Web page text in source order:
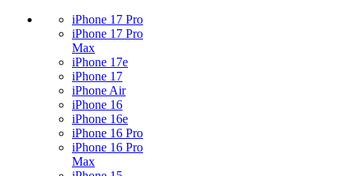
iPhone 17 Pro
iPhone 17 Pro
Max
iPhone 17e
iPhone 17
iPhone Air
iPhone 16
iPhone 16e
iPhone 16 Pro
iPhone 16 Pro
Max